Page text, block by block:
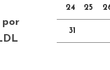
por
24 25
31